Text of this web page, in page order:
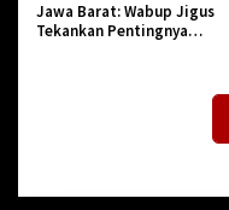
Jawa Barat: Wabup Jigus
Tekankan Pentingnya